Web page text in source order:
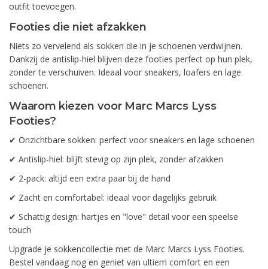
outfit toevoegen.
Footies die niet afzakken
Niets zo vervelend als sokken die in je schoenen verdwijnen.
Dankzij de antislip-hiel blijven deze footies perfect op hun plek,
zonder te verschuiven. Ideaal voor sneakers, loafers en lage
schoenen.
Waarom kiezen voor Marc Marcs Lyss
Footies?
✔ Onzichtbare sokken: perfect voor sneakers en lage schoenen
✔ Antislip-hiel: blijft stevig op zijn plek, zonder afzakken
✔ 2-pack: altijd een extra paar bij de hand
✔ Zacht en comfortabel: ideaal voor dagelijks gebruik
✔ Schattig design: hartjes en "love" detail voor een speelse
touch
Upgrade je sokkencollectie met de Marc Marcs Lyss Footies.
Bestel vandaag nog en geniet van ultiem comfort en een